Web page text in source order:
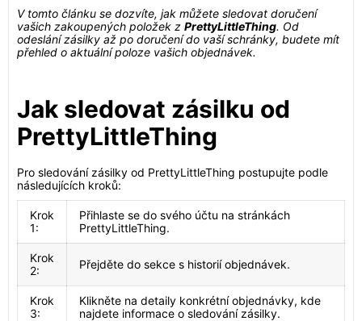
V tomto článku se dozvíte, jak můžete sledovat doručení
vašich zakoupených položek z PrettyLittleThing. Od
odeslání zásilky až po doručení do vaší schránky, budete mít
přehled o aktuální poloze vašich objednávek.
Jak sledovat zásilku od
PrettyLittleThing
Pro sledování zásilky od PrettyLittleThing postupujte podle
následujících kroků:
Krok
1:
Přihlaste se do svého účtu na stránkách
PrettyLittleThing.
Krok
2:
Přejděte do sekce s historií objednávek.
Krok
3:
Klikněte na detaily konkrétní objednávky, kde
najdete informace o sledování zásilky.